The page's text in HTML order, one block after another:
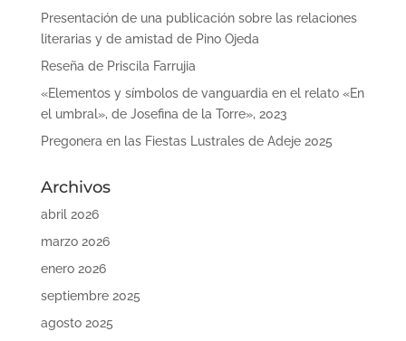
Presentación de una publicación sobre las relaciones
literarias y de amistad de Pino Ojeda
Reseña de Priscila Farrujia
«Elementos y símbolos de vanguardia en el relato «En
el umbral», de Josefina de la Torre», 2023
Pregonera en las Fiestas Lustrales de Adeje 2025
Archivos
abril 2026
marzo 2026
enero 2026
septiembre 2025
agosto 2025